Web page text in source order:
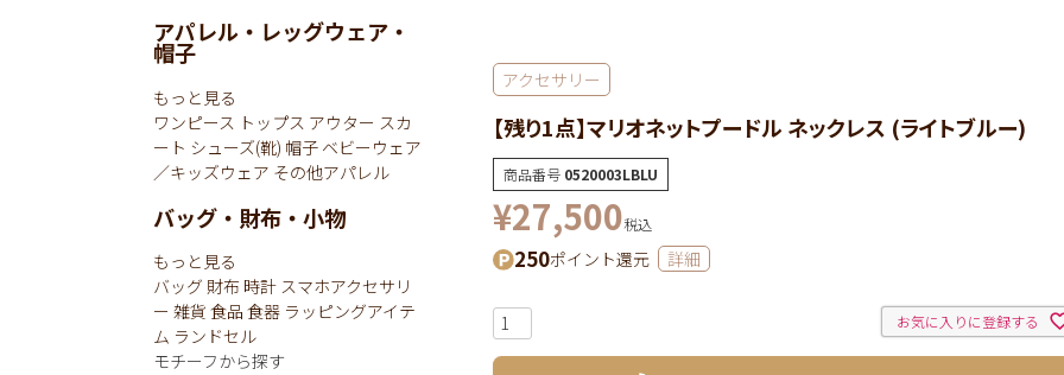
アクセサリー
【残り1点】マリオネットプードル ネックレス (ライトブルー)
商品番号 0520003LBLU
¥27,500税込
250ポイント還元 詳細
お気に入りに登録する
アパレル・レッグウェア・
帽子
もっと見る
ワンピース トップス アウター スカ
ート シューズ(靴) 帽子 ベビーウェア
／キッズウェア その他アパレル
バッグ・財布・小物
もっと見る
バッグ 財布 時計 スマホアクセサリ
ー 雑貨 食品 食器 ラッピングアイテ
ム ランドセル
モチーフから探す